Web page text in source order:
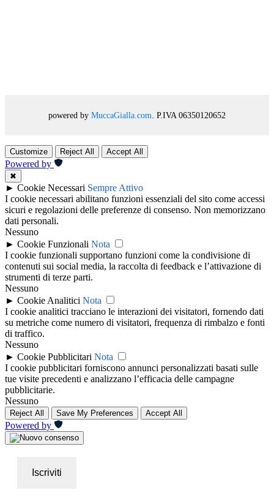
powered by MuccaGialla.com . P.IVA 06350120652
Customize Reject All Accept All
Powered by
✖
► Cookie Necessari Sempre Attivo
I cookie necessari abilitano funzioni essenziali del sito come accessi
sicuri e regolazioni delle preferenze di consenso. Non memorizzano
dati personali.
Nessuno
► Cookie Funzionali Nota
I cookie funzionali supportano funzioni come la condivisione di
contenuti sui social media, la raccolta di feedback e l’attivazione di
strumenti di terze parti.
Nessuno
► Cookie Analitici Nota
I cookie analitici tracciano le interazioni dei visitatori, fornendo dati
su metriche come numero di visitatori, frequenza di rimbalzo e fonti
di traffico.
Nessuno
► Cookie Pubblicitari Nota
I cookie pubblicitari forniscono annunci personalizzati basati sulle
tue visite precedenti e analizzano l’efficacia delle campagne
pubblicitarie.
Nessuno
Reject All Save My Preferences Accept All
Powered by
Iscriviti